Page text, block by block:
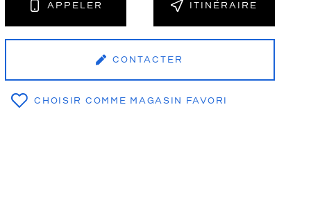
APPELER ITINÉRAIRE
CONTACTER
CHOISIR COMME MAGASIN FAVORI